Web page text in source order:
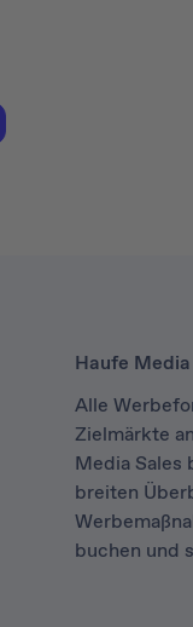
Haufe
Alle
Zielmärkte
Media Sales
breiten
buchen und